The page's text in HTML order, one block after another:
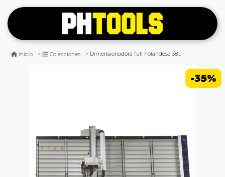
Inicio Colecciones Dimensionadora full holandesa 380v orca 2150
-35%